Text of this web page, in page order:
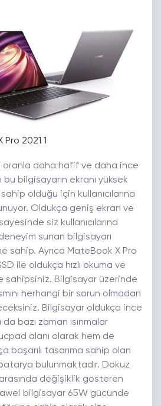
2021 1
oranla daha hafif ve daha ince
bilgisayarın ekranı yüksek
olduğu için kullanıcılarına
Oldukça geniş ekran ve
siz kullanıcılarına
sunan bilgisayarı
sahip. Ayrıca MateBook X Pro
ile oldukça hızlı okuma ve
sahipsiniz. Bilgisayar üzerinde
herhangi bir sorun olmadan
Bilgisayar oldukça ince
bazı zaman ısınmalar
alanı olarak hem de
başarılı tasarıma sahip olan
bulunmaktadır. Dokuz
değişiklik gösteren
bilgisayar 65W gücünde